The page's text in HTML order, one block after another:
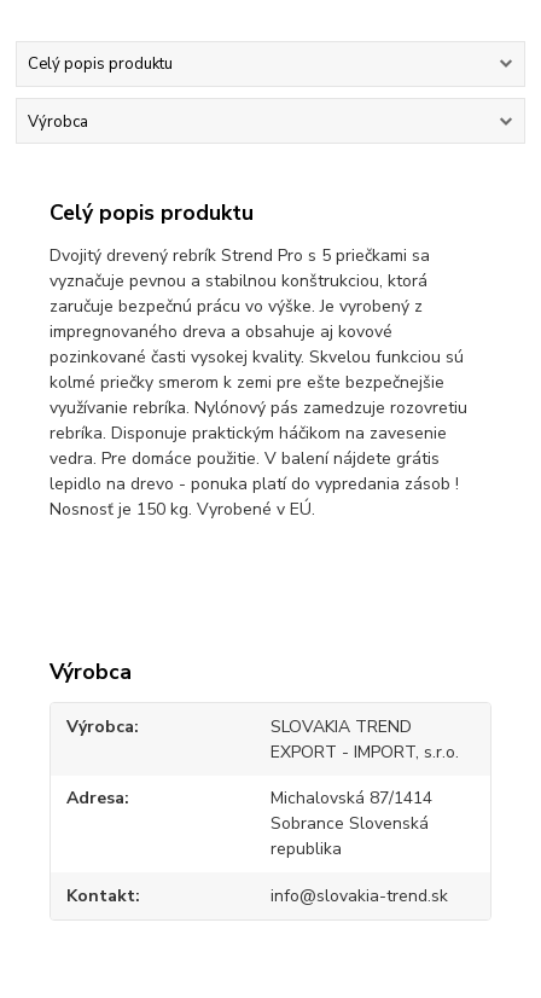
Celý popis produktu
Výrobca
Celý popis produktu
Dvojitý drevený rebrík Strend Pro s 5 priečkami sa
vyznačuje pevnou a stabilnou konštrukciou, ktorá
zaručuje bezpečnú prácu vo výške. Je vyrobený z
impregnovaného dreva a obsahuje aj kovové
pozinkované časti vysokej kvality. Skvelou funkciou sú
kolmé priečky smerom k zemi pre ešte bezpečnejšie
využívanie rebríka. Nylónový pás zamedzuje rozovretiu
rebríka. Disponuje praktickým háčikom na zavesenie
vedra. Pre domáce použitie. V balení nájdete grátis
lepidlo na drevo - ponuka platí do vypredania zásob !
Nosnosť je 150 kg. Vyrobené v EÚ.
Výrobca
Výrobca
SLOVAKIA TREND
EXPORT - IMPORT, s.r.o.
Adresa
Michalovská 87/1414
Sobrance Slovenská
republika
Kontakt info@slovakia-trend.sk